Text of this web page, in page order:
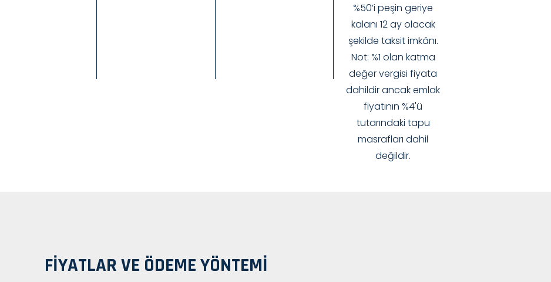
%50’i peşin geriye
kalanı 12 ay olacak
şekilde taksit imkânı.
Not: %1 olan katma
değer vergisi fiyata
dahildir ancak emlak
fiyatının %4'ü
tutarındaki tapu
masrafları dahil
değildir.
FIYATLAR VE ÖDEME YÖNTEMI